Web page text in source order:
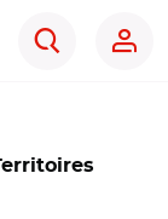
Rechercher